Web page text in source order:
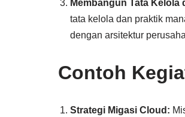
Membangun Tata
tata kelola dan praktik
dengan arsitektur
Contoh
Strategi Migasi Cloud: